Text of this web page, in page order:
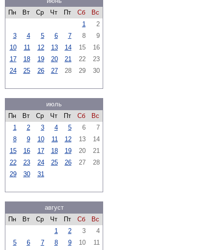
Пн
Вт Ср Чт Пт Сб
Вс
1
2
3
4 5 6 7 8
9
10
11 12 13 14 15
16
17
18 19 20 21 22
23
24
25 26 27 28 29 30
июль
Пн
Вт Ср Чт Пт Сб
Вс
1
2 3 4 5 6
7
8
9 10 11 12 13
14
15
16 17 18 19 20
21
22
23 24 25 26 27
28
29
30 31
август
Пн
Вт Ср Чт Пт Сб
Вс
1
2 3
4
5
6 7 8 9 10
11